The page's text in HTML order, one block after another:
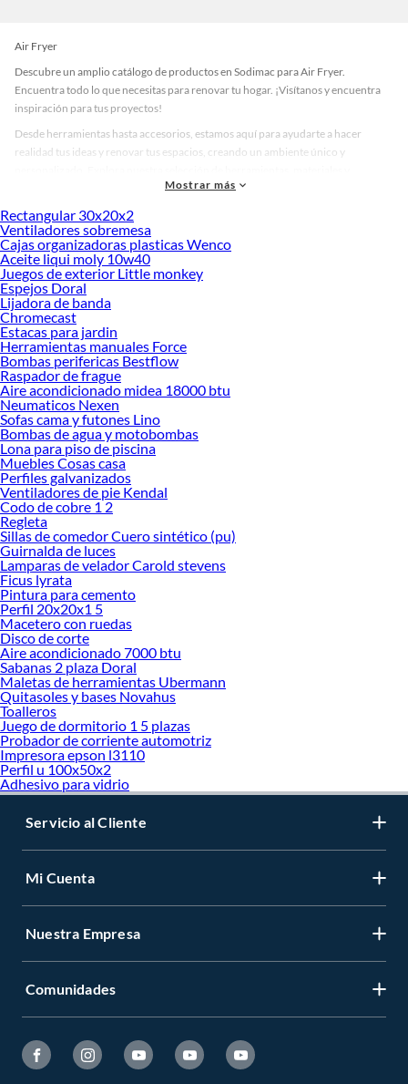
Air Fryer
Descubre un amplio catálogo de productos en Sodimac para Air Fryer.
Encuentra todo lo que necesitas para renovar tu hogar. ¡Visítanos y encuentra
inspiración para tus proyectos!
Desde herramientas hasta accesorios, estamos aquí para ayudarte a hacer
realidad tus ideas y renovar tus espacios, creando un ambiente único y
accesorios de calidad que te ayudarán a crear un espacio más tú.
Desde remodelaciones hasta proyectos de decoración, estamos aquí para hacer
tus ideas realidad. ¡Visítanos y encuentra todo lo que tenemos para ofrecerte en
Air Fryer!
Explora la variedad de productos de Air Fryer en Sodimac
Herramientas, materiales y accesorios de calidad para tus proyectos y
renovación de espacios. ¡Visítanos y descubre todo lo que tenemos para
ofrecerte!
Encuentra una amplia variedad de productos de Air Fryer en Sodimac.
Encuentra todo lo necesario para tus proyectos de renovación y decoración.
¡Visítanos y haz tus ideas realidad!
Mostrar más
Rectangular 30x20x2
Ventiladores sobremesa
Cajas organizadoras plasticas Wenco
Aceite liqui moly 10w40
Juegos de exterior Little monkey
Espejos Doral
Lijadora de banda
Chromecast
Estacas para jardin
Herramientas manuales Force
Bombas perifericas Bestflow
Raspador de frague
Aire acondicionado midea 18000 btu
Neumaticos Nexen
Sofas cama y futones Lino
Bombas de agua y motobombas
Lona para piso de piscina
Muebles Cosas casa
Perfiles galvanizados
Ventiladores de pie Kendal
Codo de cobre 1 2
Regleta
Sillas de comedor Cuero sintético (pu)
Guirnalda de luces
Lamparas de velador Carold stevens
Ficus lyrata
Pintura para cemento
Perfil 20x20x1 5
Macetero con ruedas
Disco de corte
Aire acondicionado 7000 btu
Sabanas 2 plaza Doral
Maletas de herramientas Ubermann
Quitasoles y bases Novahus
Toalleros
Juego de dormitorio 1 5 plazas
Probador de corriente automotriz
Impresora epson l3110
Perfil u 100x50x2
Adhesivo para vidrio
Servicio al Cliente
Mi Cuenta
Nuestra Empresa
Comunidades